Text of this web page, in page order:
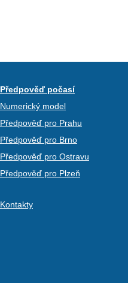
Předpověď počasí
Numerický model
Předpověď pro Prahu
Předpověď pro Brno
Předpověď pro Ostravu
Předpověď pro Plzeň
Kontakty